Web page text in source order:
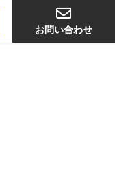
お問い合わせ